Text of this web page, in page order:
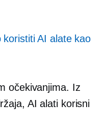
koristiti AI alate kao
očekivanjima. Iz
AI alati korisni